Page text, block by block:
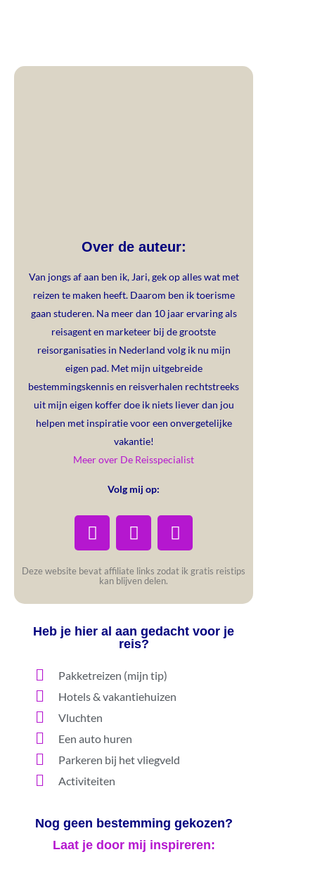
Over de auteur:
Van jongs af aan ben ik, Jari, gek op alles wat met
reizen te maken heeft. Daarom ben ik toerisme
gaan studeren. Na meer dan 10 jaar ervaring als
reisagent en marketeer bij de grootste
reisorganisaties in Nederland volg ik nu mijn
eigen pad. Met mijn uitgebreide
bestemmingskennis en reisverhalen rechtstreeks
uit mijn eigen koffer doe ik niets liever dan jou
helpen met inspiratie voor een onvergetelijke
vakantie!
Meer over De Reisspecialist
Volg mij op:
Deze website bevat affiliate links zodat ik gratis reistips
kan blijven delen.
Heb je hier al aan gedacht voor je
reis?
Pakketreizen (mijn tip)
Hotels & vakantiehuizen
Vluchten
Een auto huren
Parkeren bij het vliegveld
Activiteiten
Nog geen bestemming gekozen?
Laat je door mij inspireren: